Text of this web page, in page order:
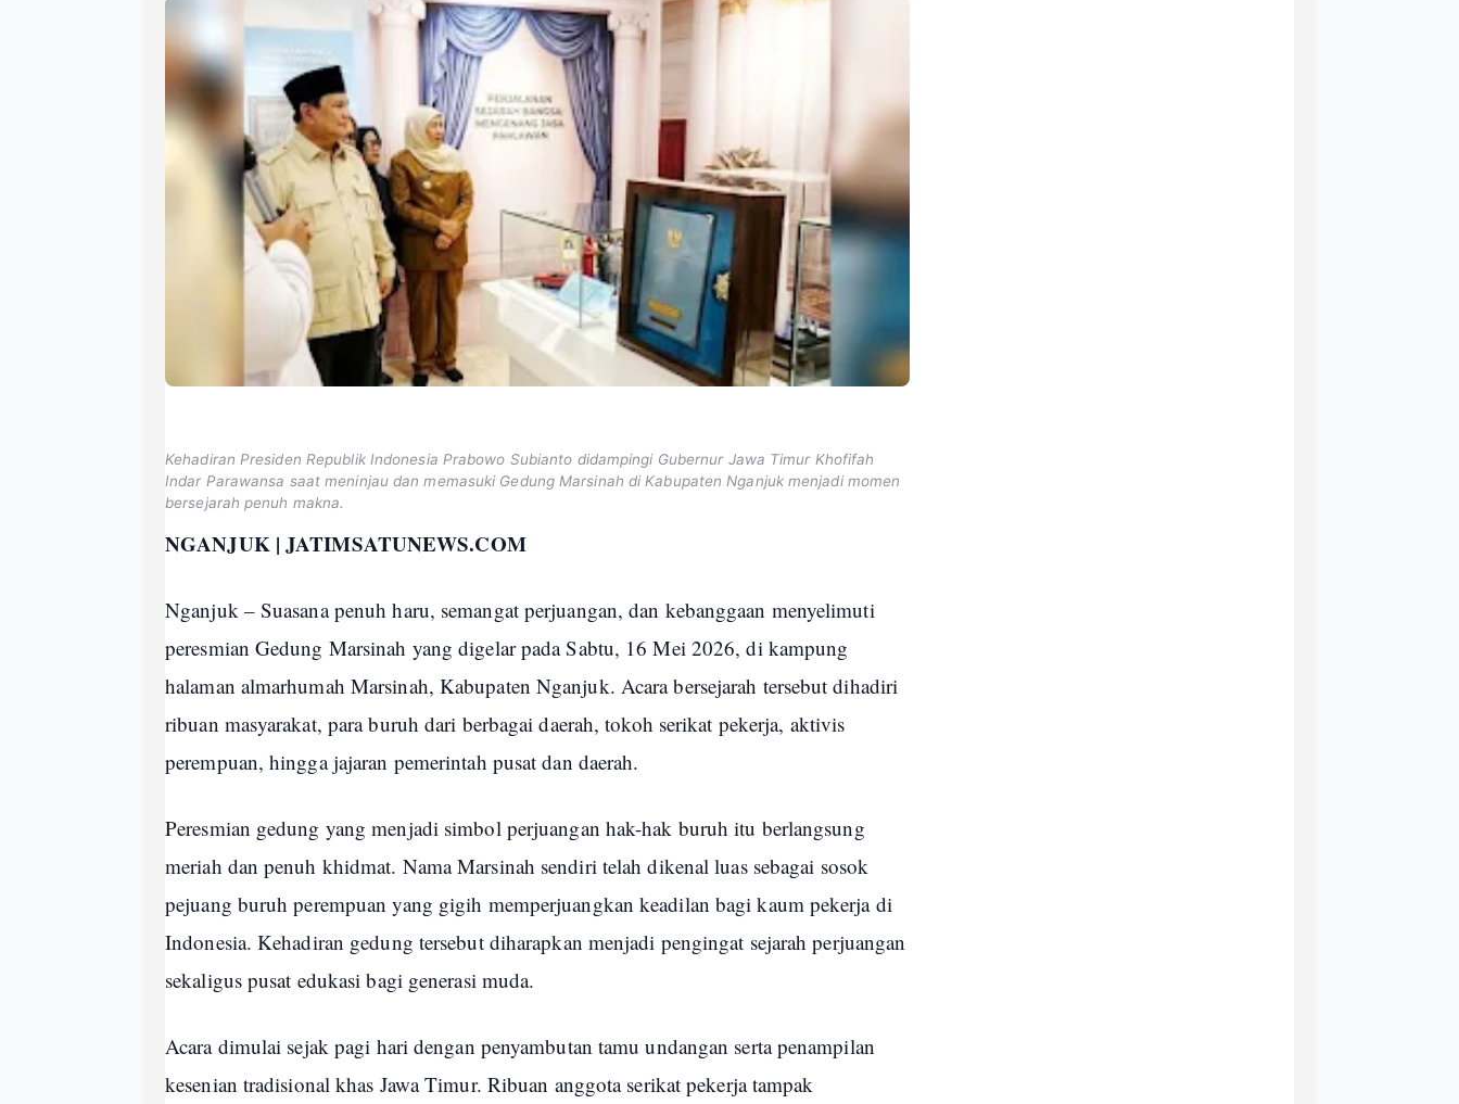
Kehadiran Presiden Republik Indonesia Prabowo Subianto didampingi Gubernur Jawa Timur Khofifah
Indar Parawansa saat meninjau dan memasuki Gedung Marsinah di Kabupaten Nganjuk menjadi momen
bersejarah penuh makna.
NGANJUK | JATIMSATUNEWS.COM
Nganjuk – Suasana penuh haru, semangat perjuangan, dan kebanggaan menyelimuti
peresmian Gedung Marsinah yang digelar pada Sabtu, 16 Mei 2026, di kampung
halaman almarhumah Marsinah, Kabupaten Nganjuk. Acara bersejarah tersebut dihadiri
ribuan masyarakat, para buruh dari berbagai daerah, tokoh serikat pekerja, aktivis
perempuan, hingga jajaran pemerintah pusat dan daerah.
Peresmian gedung yang menjadi simbol perjuangan hak-hak buruh itu berlangsung
meriah dan penuh khidmat. Nama Marsinah sendiri telah dikenal luas sebagai sosok
pejuang buruh perempuan yang gigih memperjuangkan keadilan bagi kaum pekerja di
Indonesia. Kehadiran gedung tersebut diharapkan menjadi pengingat sejarah perjuangan
sekaligus pusat edukasi bagi generasi muda.
Acara dimulai sejak pagi hari dengan penyambutan tamu undangan serta penampilan
kesenian tradisional khas Jawa Timur. Ribuan anggota serikat pekerja tampak